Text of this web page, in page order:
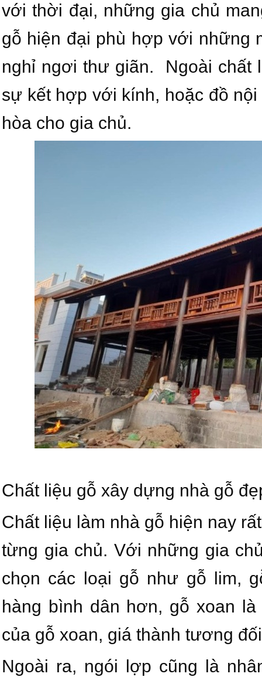
với thời đại, những gia chủ
gỗ hiện đại phù hợp với những
nghỉ ngơi thư giãn. Ngoài chất
sự kết hợp với kính, hoặc đồ
hòa cho gia chủ.
Chất liệu gỗ xây dựng nhà gỗ
Chất liệu làm nhà gỗ hiện nay
từng gia chủ. Với những gia
chọn các loại gỗ như gỗ lim,
hàng bình dân hơn, gỗ xoan
của gỗ xoan, giá thành tương
Ngoài ra, ngói lợp cũng là